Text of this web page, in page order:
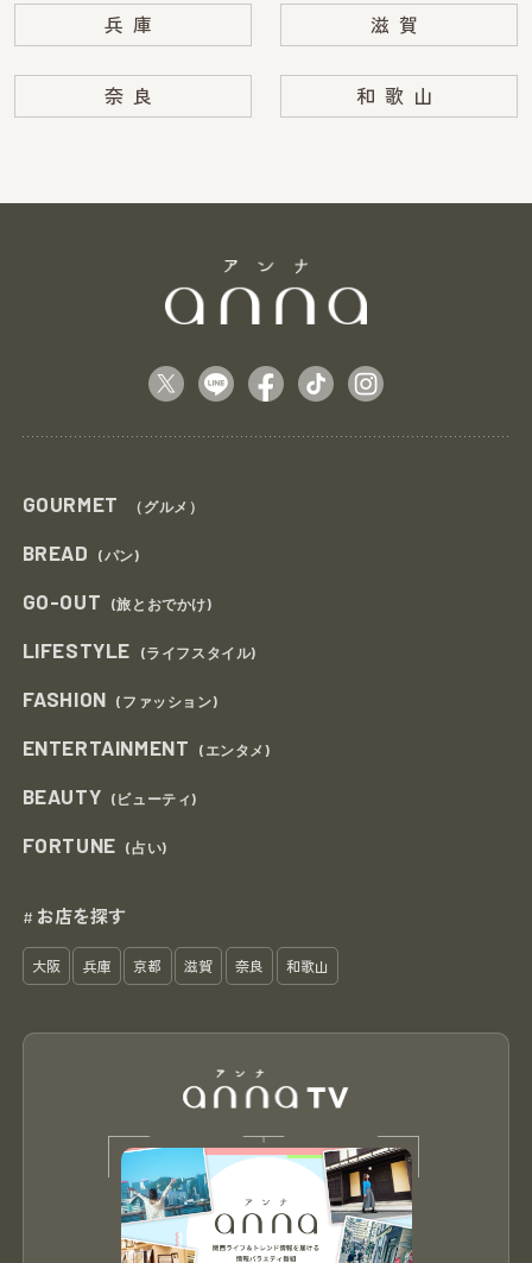
兵庫 滋賀
奈良 和歌山
GOURMET （グルメ）
BREAD (パン)
GO-OUT (旅とおでかけ)
LIFESTYLE (ライフスタイル)
FASHION (ファッション)
ENTERTAINMENT (エンタメ)
BEAUTY (ビューティ)
FORTUNE (占い)
# お店を探す
大阪 兵庫 京都 滋賀 奈良 和歌山